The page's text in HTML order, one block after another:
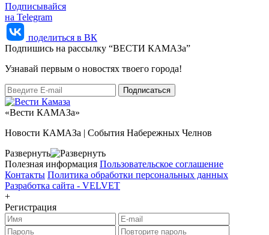
Подписывайся
на Telegram
поделиться в ВК
Подпишись на рассылку “ВЕСТИ КАМАЗа”
Узнaвай первым о новостях твоего города!
«Вести КАМАЗа»
Новости КАМАЗа | События Набережных Челнов
Развернуть
Полезная информация Пользовательское соглашение
Контакты Политика обработки персональных данных
Разработка сайта - VELVET
+
Регистрация